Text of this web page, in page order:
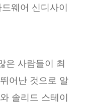
웨어 신디사이
은 사람들이 최
어난 것으로 알
솔리드 스테이